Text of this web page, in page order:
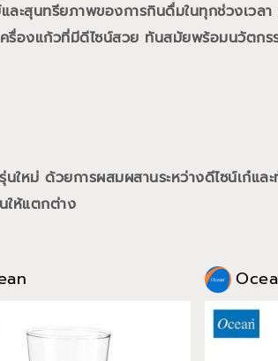
ละสุนทรียภาพของการกินดื่มในทุกช่วงเว
ครื่องแก้วที่มีดีไซน์สวย ทันสมัยพร้อมนวัตก
ใหม่ ด้วยการผสมผสานระหว่างดีไซน์เก๋แ
ให้แตกต่าง